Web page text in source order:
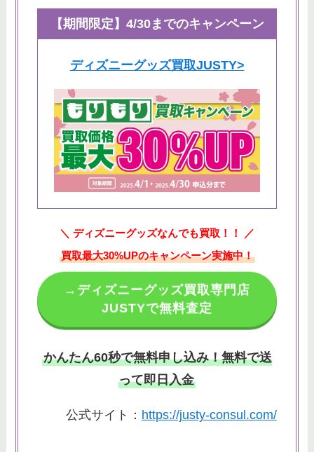
【期間限定】4/30までのキャンペーン
ディズニーグッズ買取JUSTY>
＼ ディズニーグッズなんでも買取！！ ／
買取最大30%UPのキャンペーン実施中！
→ディズニーグッズ買取専門店
JUSTYで無料査定
かんたん60秒で無料申し込み！無料で送
って即日入金
公式サイト： https://justy-consul.com/